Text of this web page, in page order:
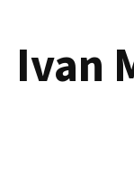
Ivan